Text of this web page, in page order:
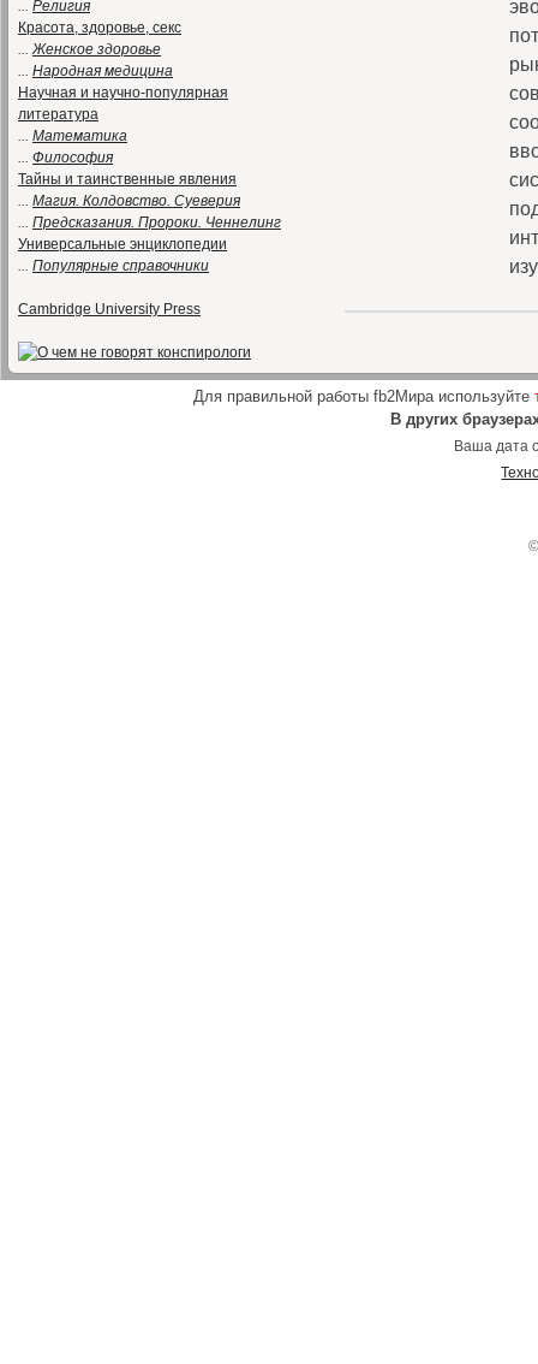
... Религия
Красота, здоровье, секс
...Женское здоровье
... Народная медицина
Научная и научно-популярная
литература
... Математика
... Философия
Тайны и таинственные явления
... Магия. Колдовство. Суеверия
... Предсказания. Пророки. Ченнелинг
Универсальные энциклопедии
... Популярные справочники
Cambridge University Press
Для правильной работы fb2Мира используйте
В других
Ваша дата